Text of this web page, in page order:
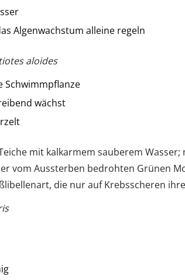
Algenwachstum alleine regeln
aloides
Schwimmpflanze
wächst
mit kalkarmem sauberem Wasser;
vom Aussterben bedrohten Grünen
die nur auf Krebsscheren